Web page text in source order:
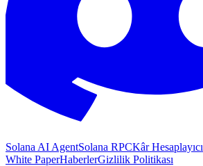
Solana AI AgentSolana RPCKâr Hesaplayıcı
White PaperHaberlerGizlilik Politikası